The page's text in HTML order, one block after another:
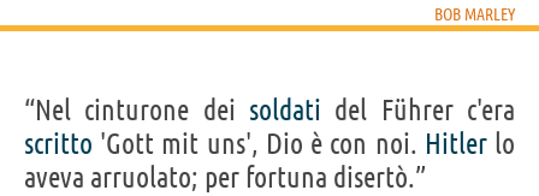
BOB MARLEY
“Nel cinturone dei soldati del Führer c'era
scritto 'Gott mit uns', Dio è con noi. Hitlerlo
aveva arruolato; per fortuna disertò.”